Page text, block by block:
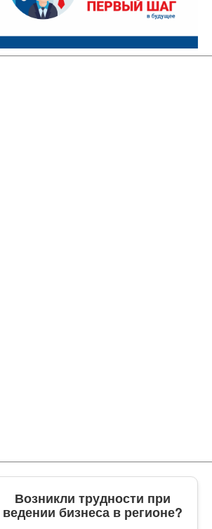
Возникли трудности при
ведении бизнеса в регионе?